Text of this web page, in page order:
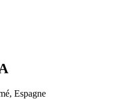
Espagne